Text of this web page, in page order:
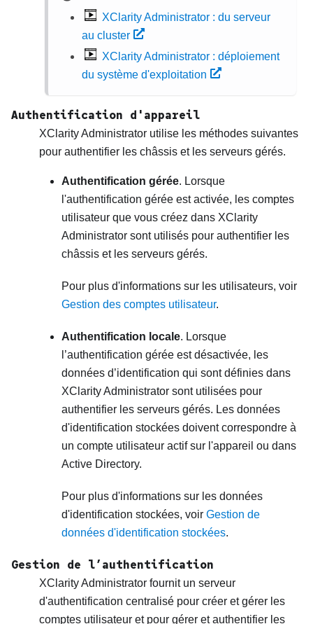
XClarity Administrator : du serveur
au cluster
XClarity Administrator : déploiement
du système d'exploitation
Authentification d'appareil
XClarity Administrator utilise les méthodes suivantes
pour authentifier les châssis et les serveurs gérés.
Authentification gérée. Lorsque
l'authentification gérée est activée, les comptes
utilisateur que vous créez dans XClarity
Administrator sont utilisés pour authentifier les
châssis et les serveurs gérés.
Pour plus d'informations sur les utilisateurs, voir
Gestion des comptes utilisateur.
Authentification locale. Lorsque
l’authentification gérée est désactivée, les
données d’identification qui sont définies dans
XClarity Administrator sont utilisées pour
authentifier les serveurs gérés. Les données
d'identification stockées doivent correspondre à
un compte utilisateur actif sur l'appareil ou dans
Active Directory.
Pour plus d'informations sur les données
d'identification stockées, voir Gestion de
données d'identification stockées.
Gestion de l’authentification
XClarity Administrator fournit un serveur
d'authentification centralisé pour créer et gérer les
comptes utilisateur et pour gérer et authentifier les